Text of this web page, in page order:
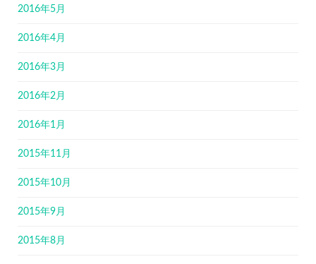
2016年5月
2016年4月
2016年3月
2016年2月
2016年1月
2015年11月
2015年10月
2015年9月
2015年8月